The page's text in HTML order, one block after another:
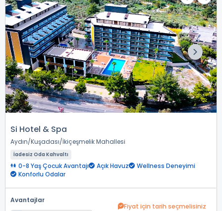
Si Hotel & Spa
Aydın Kuşadası İkiçeşmelik Mahallesi
İadesiz Oda Kahvaltı
0-8 Yaş Çocuk Avantajı Açık Havuz
Wellness Deneyimi
Konforlu Odalar
Avantajlar
Fiyat için tarih seçmelisiniz